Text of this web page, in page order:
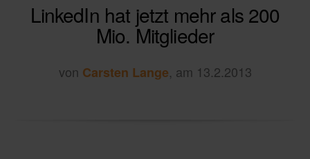
LinkedIn hat jetzt mehr als 200
Mio. Mitglieder
von Carsten Lange, am 13.2.2013